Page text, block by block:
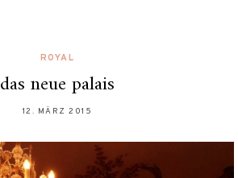
ROYAL
das neue palais
12. MÄRZ 2015